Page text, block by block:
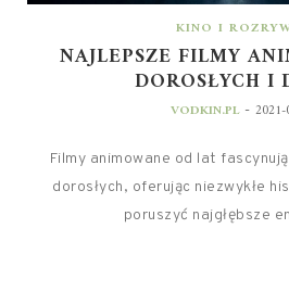
KINO I
NAJLEPSZE FILMY
DOROSŁYCH I
VODKIN.PL -
Filmy animowane od lat
dorosłych, oferując niezwykłe
poruszyć najgłębsze